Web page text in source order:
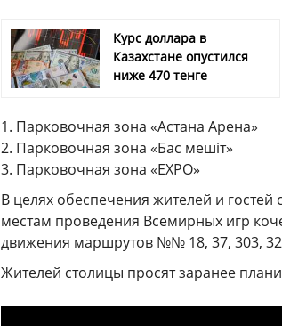
Курс доллара в
Казахстане опустился
ниже 470 тенге
1. Парковочная зона «Астана Арена»
2. Парковочная зона «Бас мешіт»
3. Парковочная зона «ЕХРО»
В целях обеспечения жителей и
местам проведения Всемирных игр
движения маршрутов №№ 18, 37, 303,
Жителей столицы просят заранее